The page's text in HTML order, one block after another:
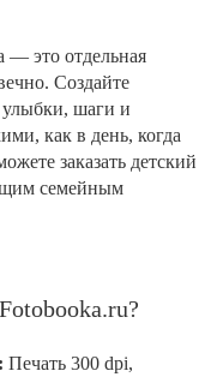
— это отдельная
Создайте
улыбки, шаги и
как в день, когда
заказать детский
семейным
Печать 300 dpi,